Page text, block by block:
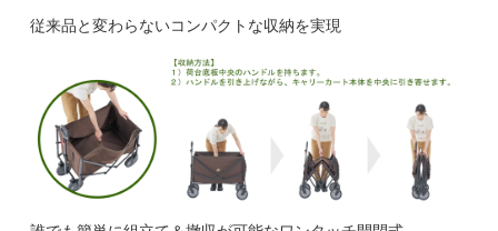
従来品と変わらないコンパクトな収納を実現